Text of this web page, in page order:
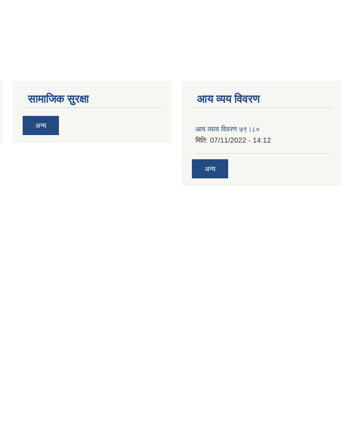
सामाजिक सुरक्षा
अन्य
आय व्यय विवरण
आय व्याय विवरण ७९।८०
मिति: 07/11/2022 - 14:12
अन्य